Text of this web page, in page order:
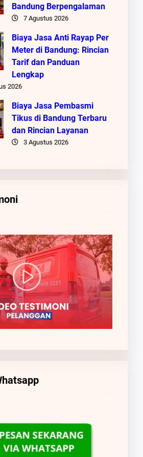
Bandung Berpengalaman
7 Agustus 2026
Biaya Jasa Anti Rayap Per
Meter di Bandung: Rincian
Tarif dan Panduan
Lengkap
2026
Biaya Jasa Pembasmi
Tikus di Bandung Terbaru
dan Rincian Layanan
3 Agustus 2026